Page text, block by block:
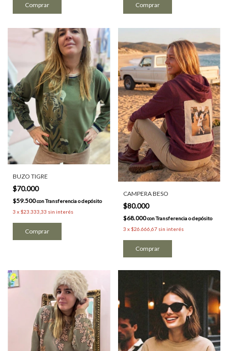
Comprar
BUZO TIGRE
$70.000
$59.500conTransferencia o depósito
3 x $23.333,33 sin interés
CAMPERA BESO
$80.000
$68.000conTransferencia o depósito
3 x $26.666,67 sin interés
Comprar